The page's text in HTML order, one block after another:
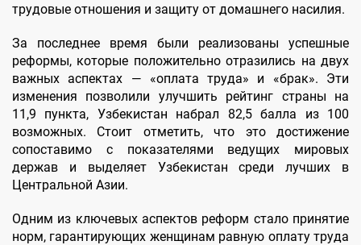
трудовые отношения и защиту от домашнего насилия.
За последнее время были реализованы успешные
реформы, которые положительно отразились на двух
важных аспектах — «оплата труда» и «брак». Эти
изменения позволили улучшить рейтинг страны на
11,9 пункта, Узбекистан набрал 82,5 балла из 100
возможных. Стоит отметить, что это достижение
сопоставимо с показателями ведущих мировых
держав и выделяет Узбекистан среди лучших в
Центральной Азии.
Одним из ключевых аспектов реформ стало принятие
норм, гарантирующих женщинам равную оплату труда